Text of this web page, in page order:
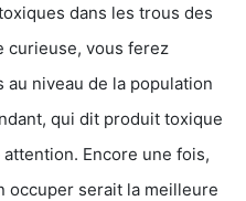
dans les trous des
curieuse, vous ferez
niveau de la population
qui dit produit toxique
Encore une fois,
occuper serait la meilleure